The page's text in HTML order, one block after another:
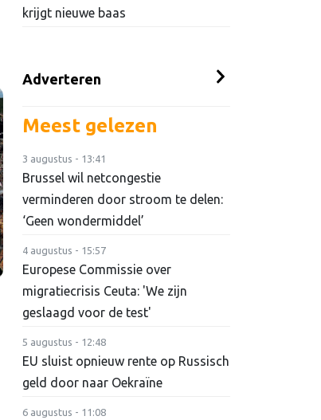
krijgt nieuwe baas
Adverteren
Meest gelezen
3 augustus - 13:41
Brussel wil netcongestie
verminderen door stroom te delen:
‘Geen wondermiddel’
4 augustus - 15:57
Europese Commissie over
migratiecrisis Ceuta: 'We zijn
geslaagd voor de test'
5 augustus - 12:48
EU sluist opnieuw rente op Russisch
geld door naar Oekraïne
6 augustus - 11:08